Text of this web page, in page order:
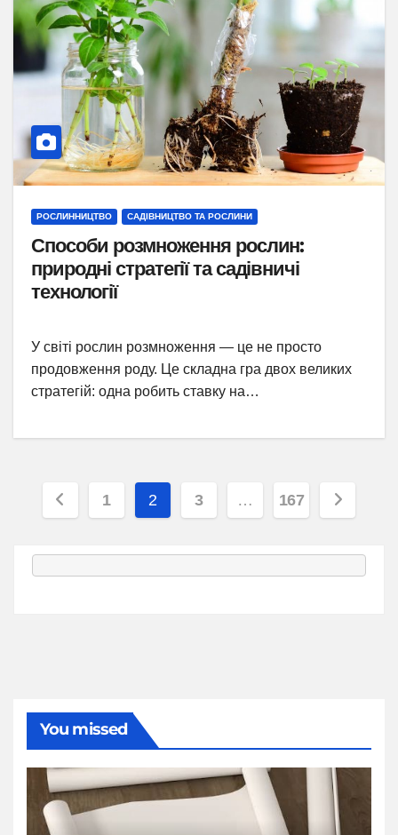
РОСЛИННИЦТВО САДІВНИЦТВО ТА РОСЛИНИ
Способи розмноження рослин:
природні стратегії та садівничі
технології
У світі рослин розмноження — це не просто
продовження роду. Це складна гра двох великих
стратегій: одна робить ставку на…
Пагінація
1 2 3 … 167
You missed